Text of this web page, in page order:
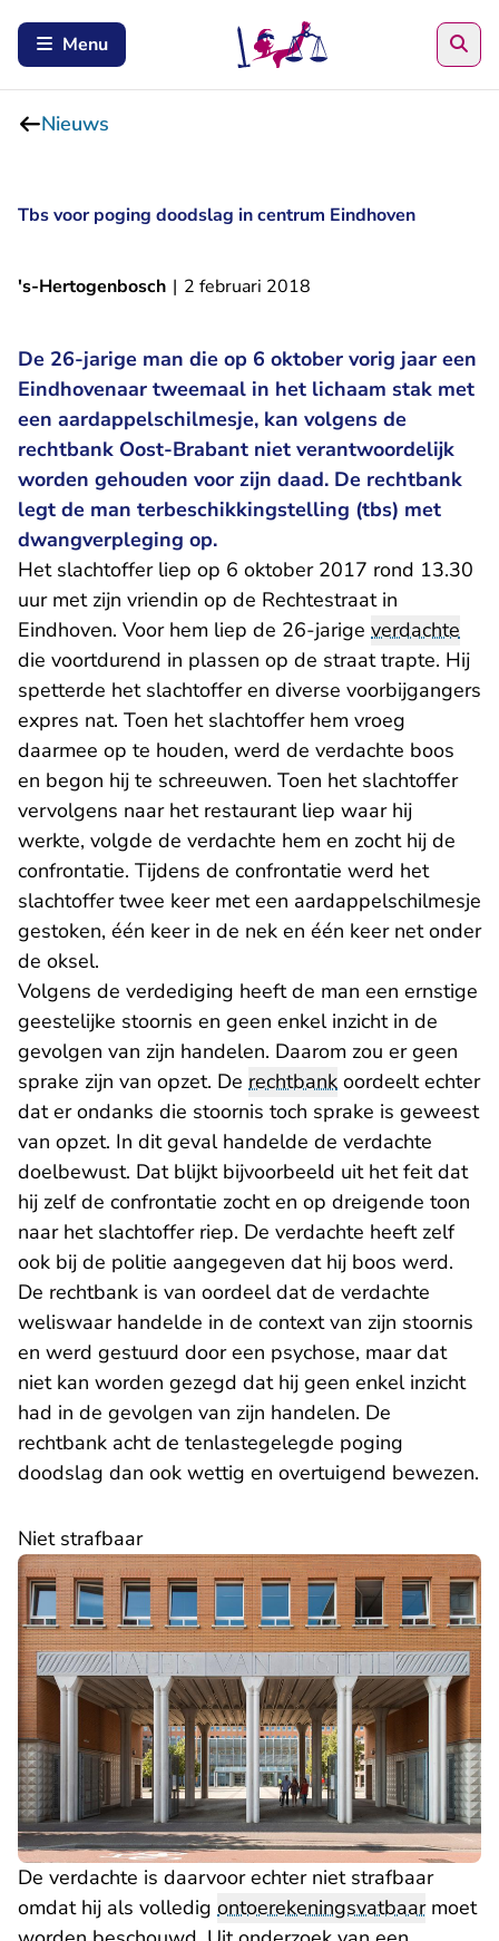
Menu
Nieuws
Tbs voor poging doodslag in centrum Eindhoven
's-Hertogenbosch | 2 februari 2018
De 26-jarige man die op 6 oktober vorig jaar een
Eindhovenaar tweemaal in het lichaam stak met
een aardappelschilmesje, kan volgens de
rechtbank Oost-Brabant niet verantwoordelijk
worden gehouden voor zijn daad. De rechtbank
legt de man terbeschikkingstelling (tbs) met
dwangverpleging op.
Het slachtoffer liep op 6 oktober 2017 rond 13.30
uur met zijn vriendin op de Rechtestraat in
Eindhoven. Voor hem liep de 26-jarige verdachte
die voortdurend in plassen op de straat trapte. Hij
spetterde het slachtoffer en diverse voorbijgangers
expres nat. Toen het slachtoffer hem vroeg
daarmee op te houden, werd de verdachte boos
en begon hij te schreeuwen. Toen het slachtoffer
vervolgens naar het restaurant liep waar hij
werkte, volgde de verdachte hem en zocht hij de
confrontatie. Tijdens de confrontatie werd het
slachtoffer twee keer met een aardappelschilmesje
gestoken, één keer in de nek en één keer net onder
de oksel.
Volgens de verdediging heeft de man een ernstige
geestelijke stoornis en geen enkel inzicht in de
gevolgen van zijn handelen. Daarom zou er geen
sprake zijn van opzet. De rechtbank oordeelt echter
dat er ondanks die stoornis toch sprake is geweest
van opzet. In dit geval handelde de verdachte
doelbewust. Dat blijkt bijvoorbeeld uit het feit dat
hij zelf de confrontatie zocht en op dreigende toon
naar het slachtoffer riep. De verdachte heeft zelf
ook bij de politie aangegeven dat hij boos werd.
De rechtbank is van oordeel dat de verdachte
weliswaar handelde in de context van zijn stoornis
en werd gestuurd door een psychose, maar dat
niet kan worden gezegd dat hij geen enkel inzicht
had in de gevolgen van zijn handelen. De
rechtbank acht de tenlastegelegde poging
doodslag dan ook wettig en overtuigend bewezen.
Niet strafbaar
De verdachte is daarvoor echter niet strafbaar
omdat hij als volledig ontoerekeningsvatbaarmoet